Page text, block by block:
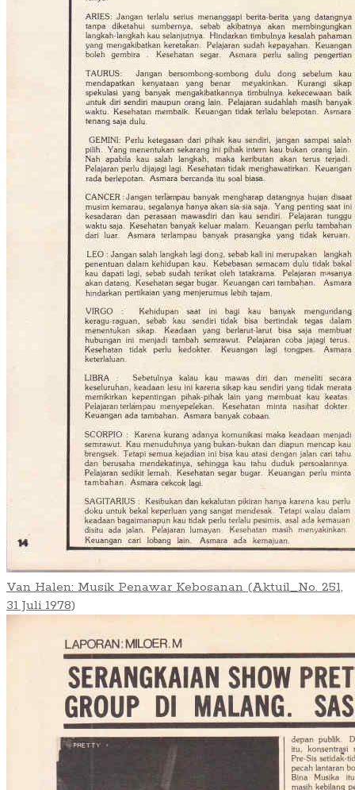
Van Halen: Musik Penawar Kebosanan (Aktuil_No. 251,
31 Juli 1978)